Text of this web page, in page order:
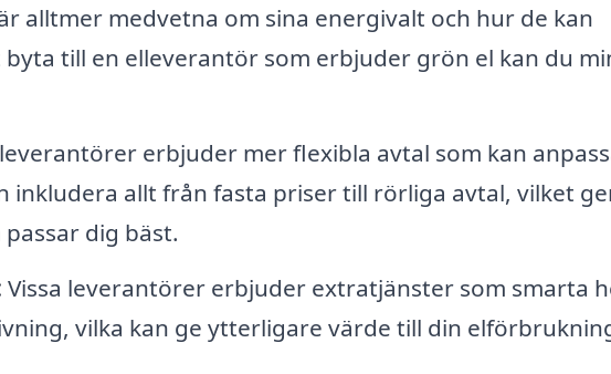
alltmer medvetna om sina energivalt och hur de kan
till en elleverantör som erbjuder grön el kan du
erbjuder mer flexibla avtal som kan
inkludera allt från fasta priser till rörliga avtal, vilket
dig bäst.
Vissa leverantörer erbjuder extratjänster som smarta
vilka kan ge ytterligare värde till din